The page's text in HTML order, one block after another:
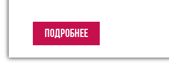
ПОДРОБНЕЕ